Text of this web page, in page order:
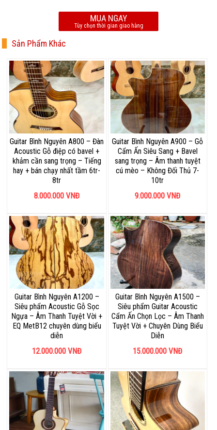
MUA NGAY
Tùy chọn thời gian giao hàng
Sản Phẩm Khác
Guitar Bình Nguyên A800 – Đàn
Acoustic Gỗ điệp có bavel +
khảm cần sang trọng – Tiếng
hay + bán chạy nhất tầm 6tr-
8tr
8.000.000 VNĐ
Guitar Bình Nguyên A900 – Gỗ
Cẩm Ấn Siêu Sang + Bavel
sang trọng – Âm thanh tuyệt
cú mèo – Không Đối Thủ 7-
10tr
9.000.000 VNĐ
Guitar Bình Nguyên A1200 –
Siêu phẩm Acoustic Gỗ Sọc
Ngựa – Âm Thanh Tuyệt Vời +
EQ MetB12 chuyên dùng biểu
diễn
12.000.000 VNĐ
Guitar Bình Nguyên A1500 –
Siêu phẩm Guitar Acoustic
Cẩm Ấn Chọn Lọc – Âm Thanh
Tuyệt Vời + Chuyên Dùng Biểu
Diễn
15.000.000 VNĐ